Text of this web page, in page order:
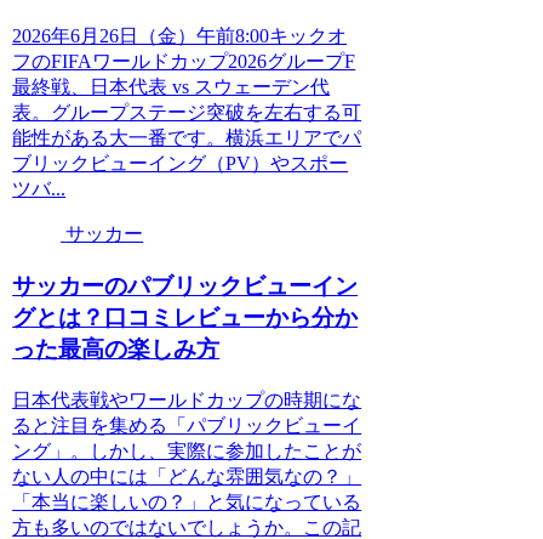
2026年6月26日（金）午前8:00キックオ
フのFIFAワールドカップ2026グループF
最終戦、日本代表 vs スウェーデン代
表。グループステージ突破を左右する可
能性がある大一番です。横浜エリアでパ
ブリックビューイング（PV）やスポー
ツバ...
サッカー
サッカーのパブリックビューイン
グとは？口コミレビューから分か
った最高の楽しみ方
日本代表戦やワールドカップの時期にな
ると注目を集める「パブリックビューイ
ング」。しかし、実際に参加したことが
ない人の中には「どんな雰囲気なの？」
「本当に楽しいの？」と気になっている
方も多いのではないでしょうか。この記